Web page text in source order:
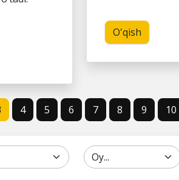
O'qish
4 5 6 7 8 9 10